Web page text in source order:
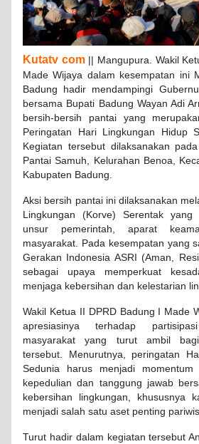
Kutatv com|| Mangupura. Wakil
Made Wijaya dalam kesempatan ini
Badung hadir mendampingi
bersama Bupati Badung Wayan Adi
bersih-bersih pantai yang
Peringatan Hari Lingkungan Hidup
Kegiatan tersebut dilaksanakan
Pantai Samuh, Kelurahan Benoa,
Kabupaten Badung.
Aksi bersih pantai ini dilaksanakan
Lingkungan (Korve) Serentak yang
unsur pemerintah, aparat
masyarakat. Pada kesempatan yang
Gerakan Indonesia ASRI (Aman,
sebagai upaya memperkuat
menjaga kebersihan dan kelestarian
Wakil Ketua II DPRD Badung I Made
apresiasinya terhadap
masyarakat yang turut ambil
tersebut. Menurutnya, peringatan
Sedunia harus menjadi momentum
kepedulian dan tanggung jawab
kebersihan lingkungan, khususnya
menjadi salah satu aset penting
Turut hadir dalam kegiatan tersebut